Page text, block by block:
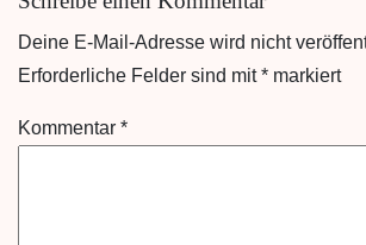
Deine E-Mail-Adresse wird nicht
Erforderliche Felder sind mit* markiert
Kommentar *